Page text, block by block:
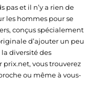
pas et il n’y a rien de
les hommes pour se
conçus spécialement
d’ajouter un peu
diversité des
prix.net, vous trouverez
ou même à vous-